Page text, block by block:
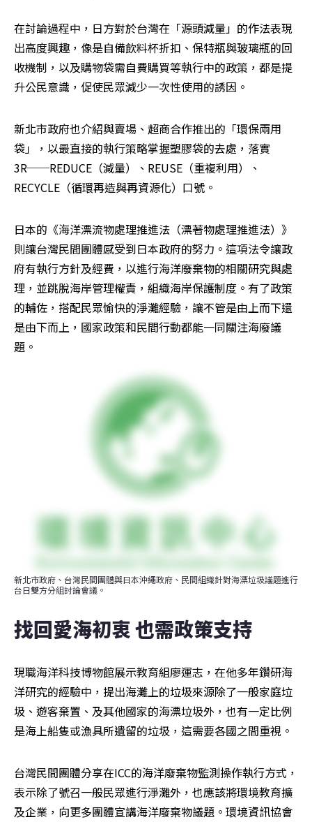
在討論過程中，日方對於台灣在「源頭減量」的作法表現
出高度興趣，像是自備飲料杯折扣、保特瓶與玻璃瓶的回
收機制，以及購物袋需自費購買等執行中的政策，都是提
升公民意識，促使民眾減少一次性使用的誘因。
新北市政府也介紹與賣場、超商合作推出的「環保兩用
袋」，以最直接的執行策略掌握塑膠袋的去處，落實
3R──REDUCE（減量）、REUSE（重複利用）、
RECYCLE（循環再造與再資源化）口號。
日本的《海洋漂流物處理推進法（漂著物處理推進法）》
則讓台灣民間團體感受到日本政府的努力。這項法令讓政
府有執行方針及經費，以進行海洋廢棄物的相關研究與處
理，並跳脫海岸管理權責，組織海岸保護制度。有了政策
的輔佐，搭配民眾愉快的淨灘經驗，讓不管是由上而下還
是由下而上，國家政策和民間行動都能一同關注海廢議
題。
新北市政府、台灣民間團體與日本沖繩政府、民間組織針對海漂垃圾議題進行
台日雙方分組討論會議。
找回愛海初衷 也需政策支持
現職海洋科技博物館展示教育組廖運志，在他多年鑽研海
洋研究的經驗中，提出海灘上的垃圾來源除了一般家庭垃
圾、遊客棄置、及其他國家的海漂垃圾外，也有一定比例
是海上船隻或漁具所遺留的垃圾，這需要各國之間重視。
台灣民間團體分享在ICC的海洋廢棄物監測操作執行方式，
表示除了號召一般民眾進行淨灘外，也應該將環境教育擴
及企業，向更多團體宣講海洋廢棄物議題。環境資訊協會